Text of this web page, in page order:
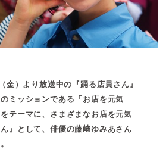
金）より放送中の『踊る店員さん』
ミッションである「お店を元気
テーマに、さまざまなお店を元気
』として、俳優の藤﨑ゆみあさん